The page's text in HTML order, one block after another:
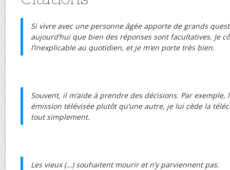
Si vivre avec une personne âgée apporte de grands
aujourd’hui que bien des réponses sont facultatives. Je
l’inexplicable au quotidien, et je m’en porte très bien.
Souvent, il m’aide à prendre des décisions. Par exemple,
émission télévisée plutôt qu’une autre, je lui cède la
tout simplement.
Les vieux (…) souhaitent mourir et n’y parviennent pas.